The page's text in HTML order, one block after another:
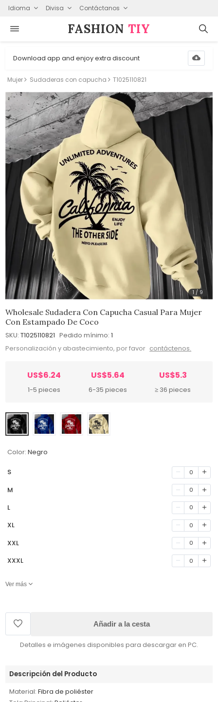
Idioma Divisa Contáctanos
FASHION⁠ TIY
Download app and enjoy extra discount
Mujer Sudaderas con capucha T1025110821
1 / 9
Wholesale Sudadera Con Capucha Casual Para Mujer
Con Estampado De Coco
SKU: T1025110821 Pedido mínimo: 1
Personalización y abastecimiento, por favor contáctenos.
US$6.24
1-5 pieces
US$5.64
6-35 pieces
US$5.3
≥ 36 pieces
Color: Negro
S 0
M 0
L 0
XL 0
XXL 0
XXXL 0
Ver más
Añadir a la cesta
Detalles e imágenes disponibles para descargar en PC.
Descripción del Producto
Material: Fibra de poliéster